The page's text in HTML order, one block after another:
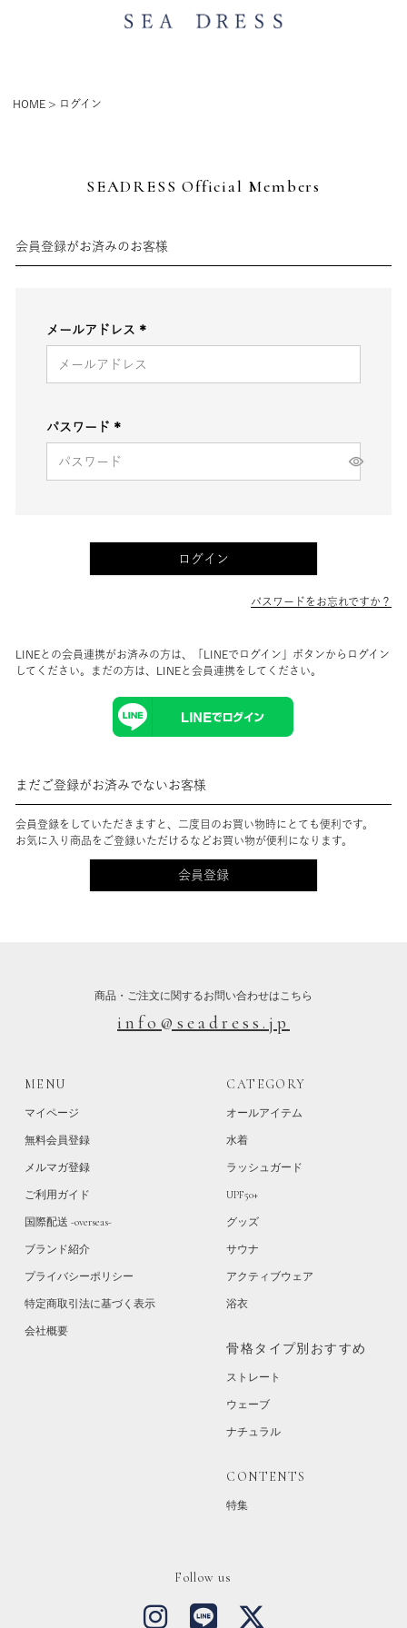
HOME ログイン
SEADRESS Official Members
会員登録がお済みのお客様
メールアドレス
須)
パスワード
(必
須)
ログイン
パスワードをお忘れですか？
LINEとの会員連携がお済みの方は、「LINEでログイン」ボタンからログイン
してください。まだの方は、 LINEと会員連携をしてください。
まだご登録がお済みでないお客様
会員登録をしていただきますと、二度目のお買い物時にとても便利です。
お気に入り商品をご登録いただけるなどお買い物が便利になります。
会員登録
商品・ご注文に関するお問い合わせはこちら
info@seadress.jp
MENU
マイページ
無料会員登録
メルマガ登録
ご利用ガイド
国際配送 -overseas-
ブランド紹介
プライバシーポリシー
特定商取引法に基づく表示
会社概要
CATEGORY
オールアイテム
水着
ラッシュガード
UPF50+
グッズ
サウナ
アクティブウェア
浴衣
骨格タイプ別おすすめ
ストレート
ウェーブ
ナチュラル
CONTENTS
特集
Follow us